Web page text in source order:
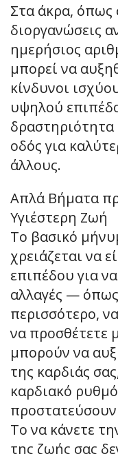
Στα άκρα, όπως
διοργανώσεις
ημερήσιος
μπορεί να
κίνδυνοι
υψηλού
οδός για
άλλους.
Απλά Βήματα
Υγιέστερη Ζωή
Το βασικό
χρειάζεται να
επιπέδου για
αλλαγές —
περισσότερο,
να
μπορούν να
της καρδιάς
καρδιακό
προστατεύσουν
Το να κάνετε
της ζωής σας